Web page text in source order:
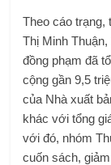
Theo cáo trạng,
Thị Minh
đồng phạm đã
cộng gần 9,5
của Nhà xuất
khác với tổng
với đó, nhóm
cuốn sách,